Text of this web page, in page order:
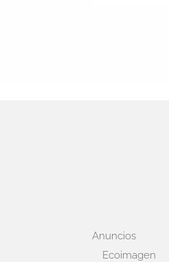
Anuncios
Ecoimagen